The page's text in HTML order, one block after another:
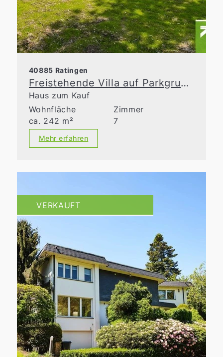
40885 Ratingen
Freistehende Villa auf Parkgrundstück in der Waldseesiedlung
Haus zum Kauf
Wohnfläche
ca. 242 m²
Zimmer
7
Mehr erfahren
VERKAUFT